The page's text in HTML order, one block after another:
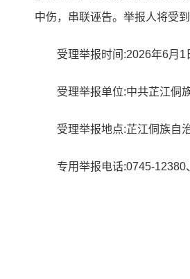
中伤，串联诬告。举报人将受到
受理举报时间:2026年6月1
受理举报单位:中共芷江侗
受理举报地点:芷江侗族自
专用举报电话:0745-12380